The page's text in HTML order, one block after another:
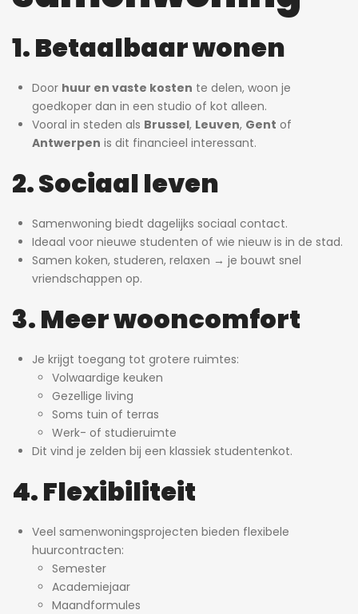
1. Betaalbaar wonen
Door huur en vaste kosten te delen, woon je
goedkoper dan in een studio of kot alleen.
Vooral in steden als Brussel, Leuven, Gent of
Antwerpen is dit financieel interessant.
2. Sociaal leven
Samenwoning biedt dagelijks sociaal contact.
Ideaal voor nieuwe studenten of wie nieuw is in de stad.
Samen koken, studeren, relaxen → je bouwt snel
vriendschappen op.
3. Meer wooncomfort
Je krijgt toegang tot grotere ruimtes:
Volwaardige keuken
Gezellige living
Soms tuin of terras
Werk- of studieruimte
Dit vind je zelden bij een klassiek studentenkot.
4. Flexibiliteit
Veel samenwoningsprojecten bieden flexibele
huurcontracten:
Semester
Academiejaar
Maandformules